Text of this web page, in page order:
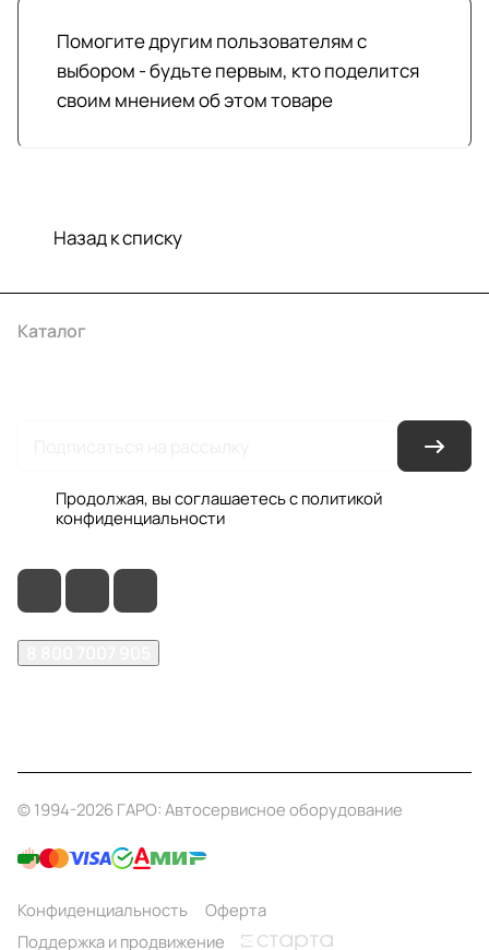
Помогите другим пользователям с
выбором - будьте первым, кто поделится
своим мнением об этом товаре
Назад к списку
Каталог
Продолжая, вы соглашаетесь с политикой
конфиденциальности
© 1994-2026 ГАРО: Автосервисное оборудование
Конфиденциальность
Оферта
Поддержка и продвижение